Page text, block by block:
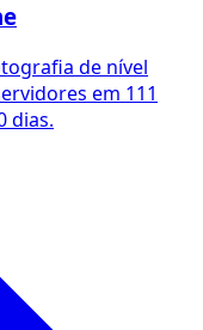
de nível
em 111
dias.